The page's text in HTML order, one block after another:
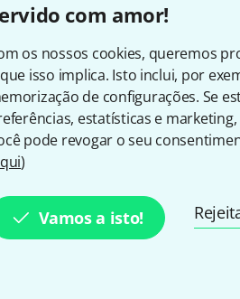
com amor!
os nossos cookies, queremos
isso implica. Isto inclui, por
de configurações. Se
estatísticas e
pode revogar o seu
)
Vamos a isto!
Gosta do